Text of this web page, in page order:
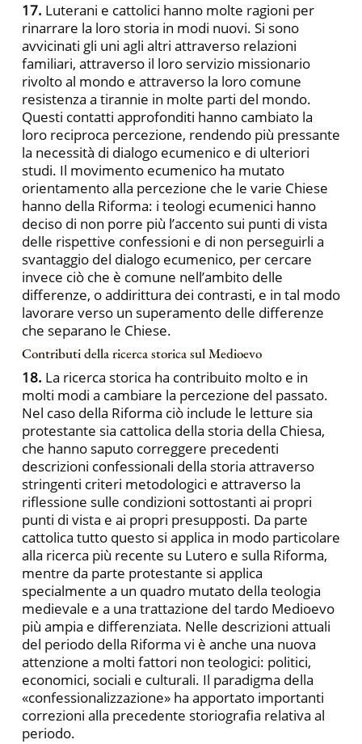
17. Luterani e cattolici hanno molte ragioni per
rinarrare la loro storia in modi nuovi. Si sono
avvicinati gli uni agli altri attraverso relazioni
familiari, attraverso il loro servizio missionario
rivolto al mondo e attraverso la loro comune
resistenza a tirannie in molte parti del mondo.
Questi contatti approfonditi hanno cambiato la
loro reciproca percezione, rendendo più pressante
la necessità di dialogo ecumenico e di ulteriori
studi. Il movimento ecumenico ha mutato
orientamento alla percezione che le varie Chiese
hanno della Riforma: i teologi ecumenici hanno
deciso di non porre più l’accento sui punti di vista
delle rispettive confessioni e di non perseguirli a
svantaggio del dialogo ecumenico, per cercare
invece ciò che è comune nell’ambito delle
differenze, o addirittura dei contrasti, e in tal modo
lavorare verso un superamento delle differenze
che separano le Chiese.
Contributi della ricerca storica sul Medioevo
18. La ricerca storica ha contribuito molto e in
molti modi a cambiare la percezione del passato.
Nel caso della Riforma ciò include le letture sia
protestante sia cattolica della storia della Chiesa,
che hanno saputo correggere precedenti
descrizioni confessionali della storia attraverso
stringenti criteri metodologici e attraverso la
riflessione sulle condizioni sottostanti ai propri
punti di vista e ai propri presupposti. Da parte
cattolica tutto questo si applica in modo particolare
alla ricerca più recente su Lutero e sulla Riforma,
mentre da parte protestante si applica
specialmente a un quadro mutato della teologia
medievale e a una trattazione del tardo Medioevo
più ampia e differenziata. Nelle descrizioni attuali
del periodo della Riforma vi è anche una nuova
attenzione a molti fattori non teologici: politici,
economici, sociali e culturali. Il paradigma della
«confessionalizzazione» ha apportato importanti
correzioni alla precedente storiografia relativa al
periodo.